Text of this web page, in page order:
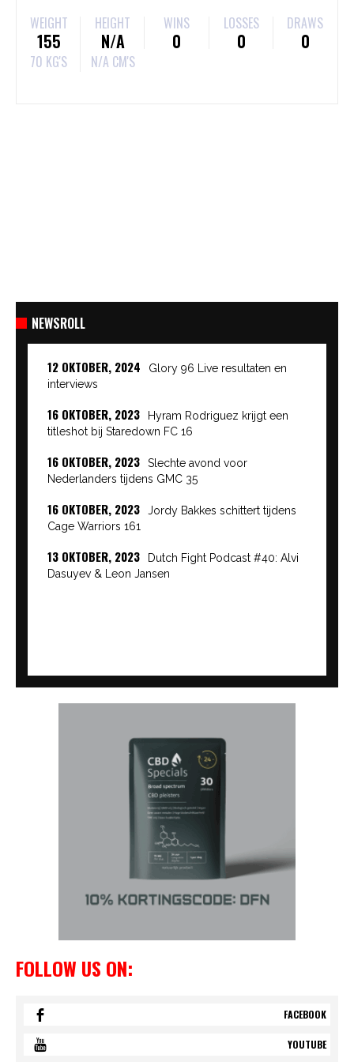
WEIGHT
155
70 KG'S
HEIGHT
N/A
N/A CM'S
WINS
0
LOSSES
0
DRAWS
0
NEWSROLL
12 OKTOBER, 2024
Glory 96 Live resultaten en
interviews
16 OKTOBER, 2023
Hyram Rodriguez krijgt een
titleshot bij Staredown FC 16
16 OKTOBER, 2023
Slechte avond voor
Nederlanders tijdens GMC 35
16 OKTOBER, 2023
Jordy Bakkes schittert tijdens
Cage Warriors 161
13 OKTOBER, 2023
Dutch Fight Podcast #40: Alvi
Dasuyev & Leon Jansen
FOLLOW US ON:
FACEBOOK
YOUTUBE